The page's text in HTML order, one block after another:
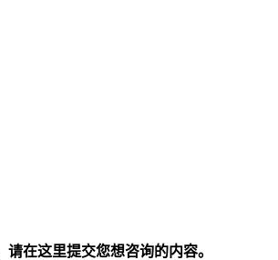
在这里提交您想咨询的内容。